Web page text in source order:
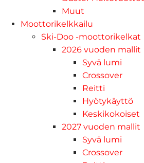
Muut
Moottorikelkkailu
Ski-Doo -moottorikelkat
2026 vuoden mallit
Syvä lumi
Crossover
Reitti
Hyötykäyttö
Keskikokoiset
2027 vuoden mallit
Syvä lumi
Crossover